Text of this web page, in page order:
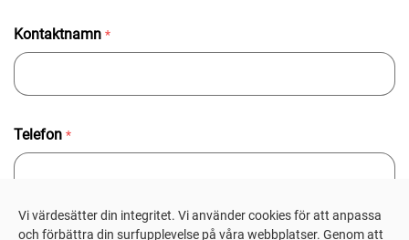
Kontaktnamn *
Telefon *
E-post *
Vi värdesätter din integritet. Vi använder cookies för att anpassa
och förbättra din surfupplevelse på våra webbplatser. Genom att